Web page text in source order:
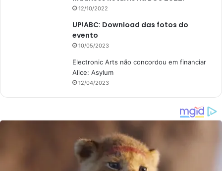
12/10/2022
UP!ABC: Download das fotos do
evento
10/05/2023
Electronic Arts não concordou em financiar
Alice: Asylum
12/04/2023